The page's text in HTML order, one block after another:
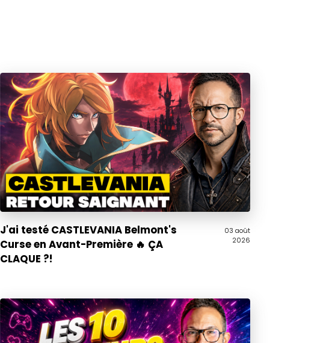
03 août
2026
J'ai testé CASTLEVANIA Belmont's
Curse en Avant-Première 🔥 ÇA
CLAQUE ?!